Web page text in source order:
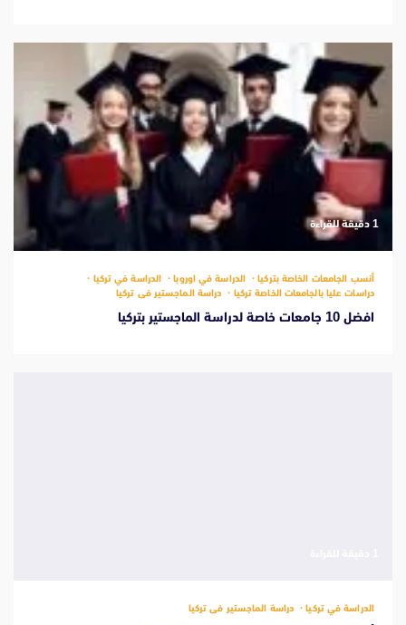
‫1 دقيقة للقراءة
أنسب الجامعات الخاصة بتركيا الدراسة في اوروبا
الدراسة في تركيا
دراسات عليا بالجامعات الخاصة تركيا
دراسة الماجستير فى تركيا
افضل 10 جامعات خاصة لدراسة الماجستير بتركيا
الدراسة في تركيا دراسة الماجستير فى تركيا